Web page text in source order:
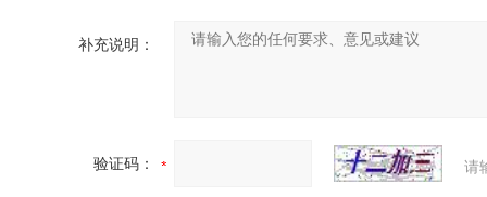
补充说明：
验证码： 请